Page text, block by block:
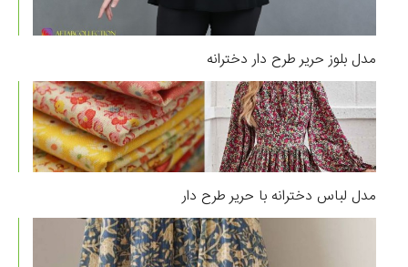
مدل بلوز حریر طرح دار دخترانه
مدل لباس دخترانه با حریر طرح دار